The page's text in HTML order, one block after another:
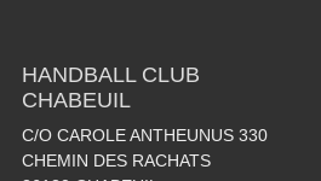
HANDBALL CLUB
CHABEUIL
C/O CAROLE ANTHEUNUS 330
CHEMIN DES RACHATS